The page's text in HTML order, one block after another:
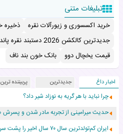
تبلیغات متنی
خرید اکسسوری و زیورآلات نقره ذخیره
جدیدترین کالکشن 2026 دستبند نقره پاندورا
قیمت یخچال دوو
بانک خون بند ناف
اخبار داغ جدیدترین پربیننده ترین
چرا نباید با هر گریه به نوزاد شیر داد؟
حدیث میرامینی از تجربه مادر شدن و پسرش
ایران کم‌تولدترین سال ۷۰ سال اخیر را پشت سر گذاشت!